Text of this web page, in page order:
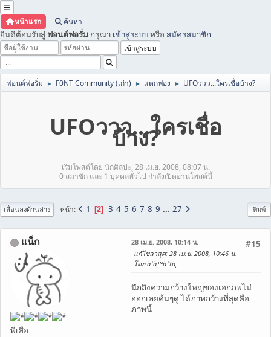
หน้าแรก ค้นหา
ยินดีต้อนรับสู่ ฟอนต์ฟอรั่ม กรุณา เข้าสู่ระบบหรือ สมัครสมาชิก
ฟอนต์ฟอรั่ม ► F0NT Community (เก่า) ► แตกฟอง ► UFOววว...ใครเชื่อบ้าง?
UFOววว...ใครเชื่อ
บ้าง?
เริ่มโพสต์โดย นักศิลปะ, 28 เม.ย. 2008, 08:07 น.
0 สมาชิก และ 1 บุคคลทั่วไป กำลังเปิดอ่านโพสต์นี้
พิมพ์
เลื่อนลงด้านล่าง หน้า 1 2 3 4 5 6 7 8 9 ... 27
แน็ก
พี่เสือ
#15
28 เม.ย. 2008, 10:14 น.
แก้ไขล่าสุด: 28 เม.ย. 2008, 10:46 น.
โดย à¹à¸™à¹‡à¸
นึกถึงความกว้างใหญ่ของเอกภพไม่
ออกเลยค้นๆดู ได้ภาพกว้างที่สุดคือ
ภาพนี้